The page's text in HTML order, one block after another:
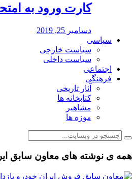
کارت ورود به
دسامبر 25, 2019
سیاسی
سیاست خارجی
سیاست داخلی
اجتماعی
فرهنگی
آثار تاریخی
کتابخانه ها
مشاهیر
موزه ها
همه ی نوشته های معاون سابق